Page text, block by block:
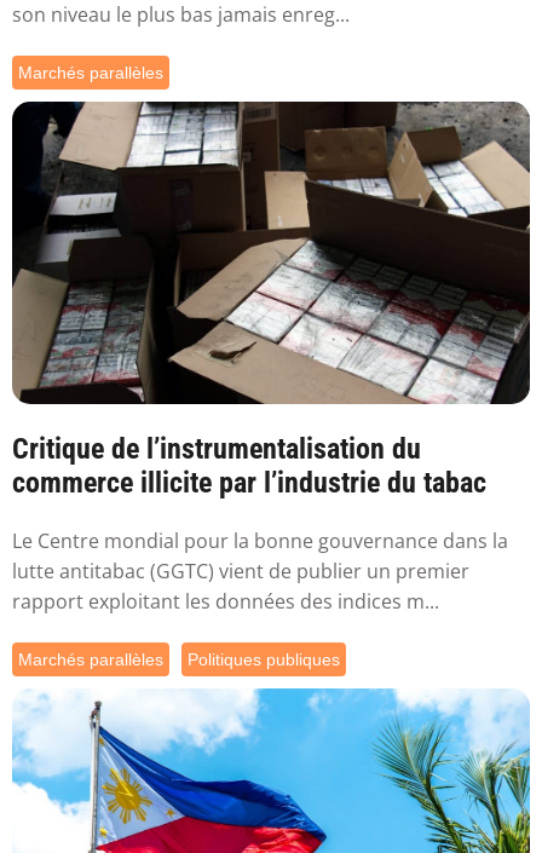
son niveau le plus bas jamais enreg...
Marchés parallèles
Critique de l’instrumentalisation du
commerce illicite par l’industrie du tabac
Le Centre mondial pour la bonne gouvernance dans la
lutte antitabac (GGTC) vient de publier un premier
rapport exploitant les données des indices m...
Marchés parallèles Politiques publiques